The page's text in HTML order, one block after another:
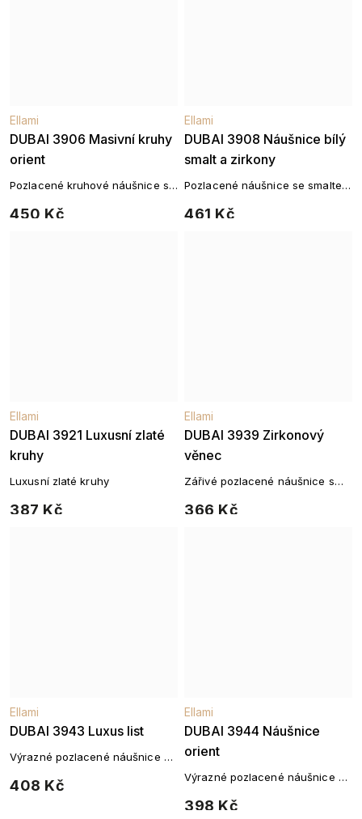
DUBAI 3906 Masivní kruhy
orient
Ellami
450 Kč
Pozlacené kruhové náušnice s
DUBAI 3908 Náušnice bílý
smalt a zirkony
Ellami
461 Kč
Pozlacené náušnice se smaltem
DUBAI 3921 Luxusní zlaté
kruhy
Ellami
387 Kč
Luxusní zlaté kruhy
DUBAI 3939 Zirkonový
věnec
Ellami
366 Kč
Zářivé pozlacené náušnice s
DUBAI 3943 Luxus list
Ellami
408 Kč
Výrazné pozlacené náušnice se
DUBAI 3944 Náušnice
orient
Ellami
398 Kč
Výrazné pozlacené náušnice s